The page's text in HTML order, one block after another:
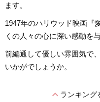
ます。
1947年のハリウッド映画『
くの人々の心に深い感動を
前編通して優しい雰囲気で
いかがでしょうか。
expand_lessランキング